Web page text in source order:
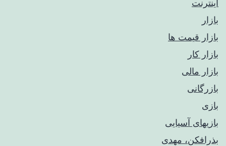
اینترنت
بازار
بازار قیمت ها
بازار کار
بازار مالی
بازرگانی
بازی
بازیهای آسیایی
بذرافکن، مهدی